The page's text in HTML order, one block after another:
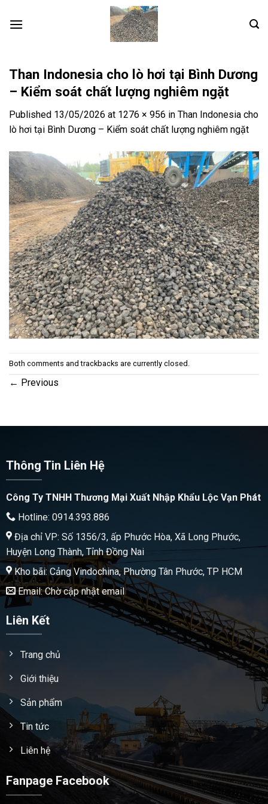
Than Indonesia cho lò hơi tại Bình Dương
– Kiểm soát chất lượng nghiêm ngặt
Published 13/05/2026 at 1276 × 956 in Than Indonesia cho
lò hơi tại Bình Dương – Kiểm soát chất lượng nghiêm ngặt
Both comments and trackbacks are currently closed.
← Previous
Thông Tin Liên Hệ
Công Ty TNHH Thương Mại Xuất Nhập Khẩu Lộc Vạn Phát
Hotline: 0914.393.886
Địa chỉ VP: Số 1356/3, ấp Phước Hòa, Xã Long Phước,
Huyện Long Thành, Tỉnh Đồng Nai
Kho bãi: Cảng Vindochina, Phường Tân Phước, TP HCM
Email: Chờ cập nhật email
Liên Kết
Trang chủ
Giới thiệu
Sản phẩm
Tin tức
Liên hệ
Fanpage Facebook